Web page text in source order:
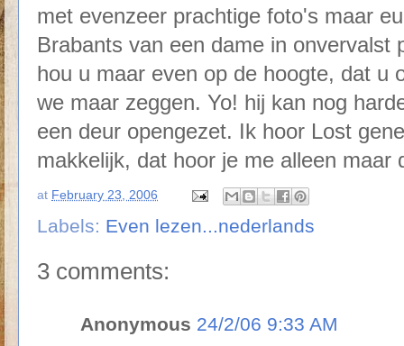
met evenzeer prachtige foto's maar
Brabants van een dame in onvervalst
hou u maar even op de hoogte, dat u
we maar zeggen. Yo! hij kan nog
een deur opengezet. Ik hoor Lost
makkelijk, dat hoor je me alleen maar
at February 23, 2006
Labels: Even lezen...nederlands
3 comments:
Anonymous 24/2/06 9:33 AM